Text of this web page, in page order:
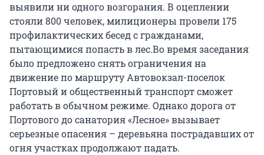
выявили ни одного возгорания. В оцеплении
стояли 800 человек, милиционеры провели 175
профилактических бесед с гражданами,
пытающимися попасть в лес.Во время заседания
было предложено снять ограничения на
движение по маршруту Автовокзал-поселок
Портовый и общественный транспорт сможет
работать в обычном режиме. Однако дорога от
Портового до санатория «Лесное» вызывает
серьезные опасения – деревьяна пострадавших от
огня участках продолжают падать.